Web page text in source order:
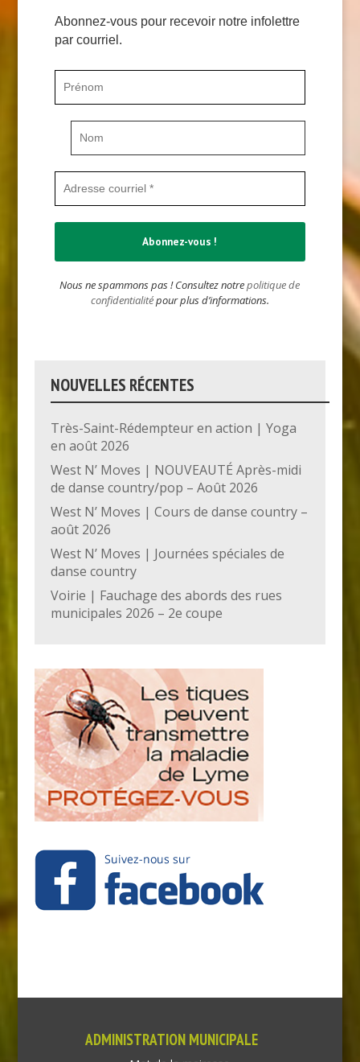
Abonnez-vous pour recevoir notre infolettre
par courriel.
Nous ne spammons pas ! Consultez notrepolitique de
confidentialitépour plus d’informations.
NOUVELLES RÉCENTES
Très-Saint-Rédempteur en action | Yoga
en août 2026
West N’ Moves | NOUVEAUTÉ Après-midi
de danse country/pop – Août 2026
West N’ Moves | Cours de danse country –
août 2026
West N’ Moves | Journées spéciales de
danse country
Voirie | Fauchage des abords des rues
municipales 2026 – 2e coupe
ADMINISTRATION MUNICIPALE